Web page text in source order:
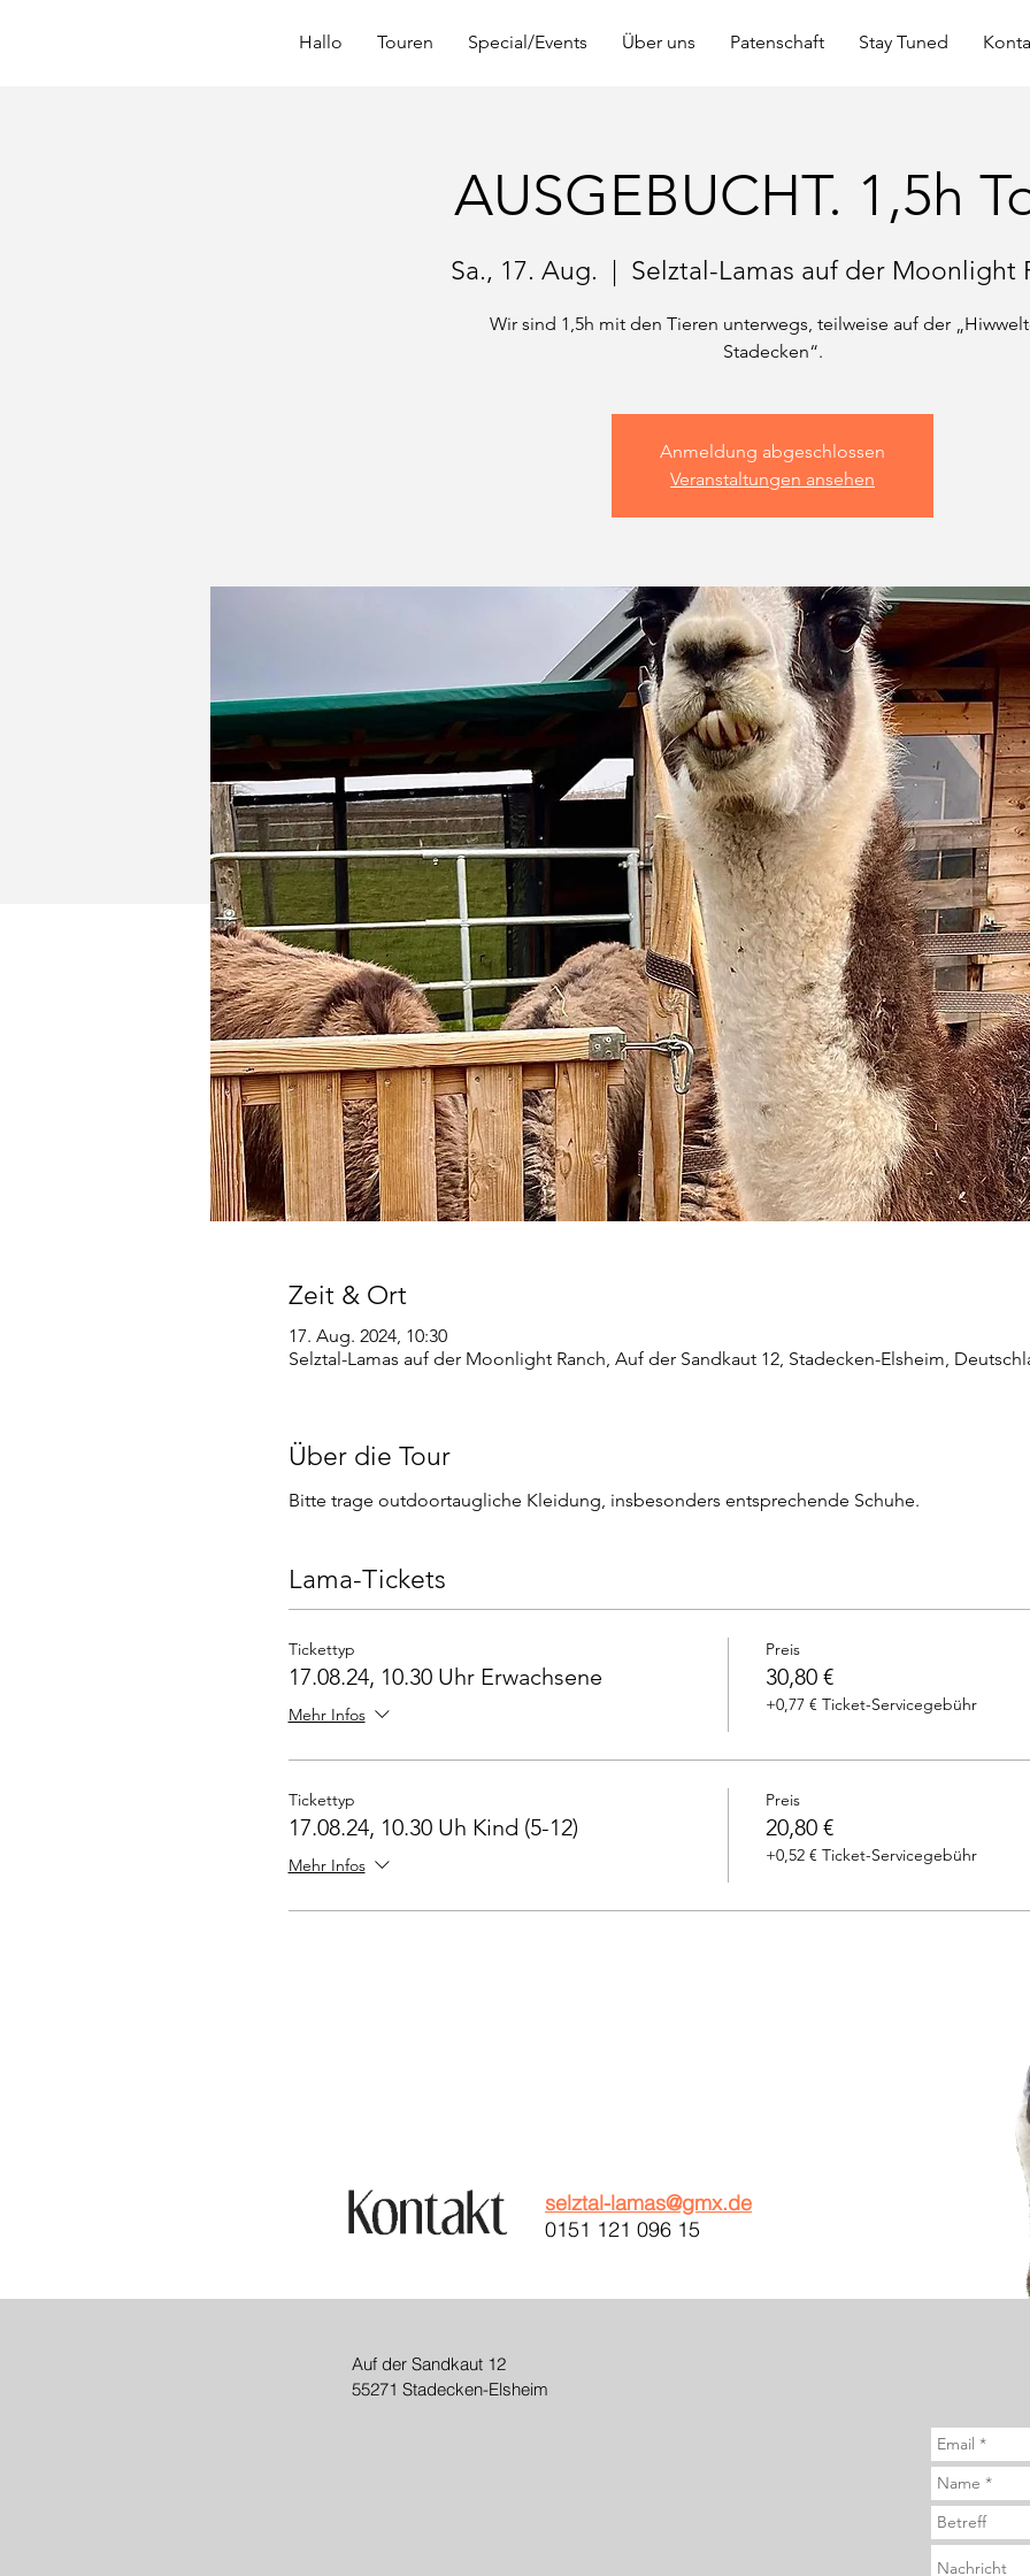
Hallo Touren Special/Events Über uns Patenschaft Stay Tuned
AUSGEBUCHT. 1,5h
Sa., 17. Aug.
  |
Selztal-Lamas auf der Moonlight
Wir sind 1,5h mit den Tieren unterwegs, teilweise auf der
Anmeldung abgeschlossen
Veranstaltungen ansehen
Zeit & Ort
17. Aug. 2024, 10:30
Selztal-Lamas auf der Moonlight Ranch, Auf der Sandkaut 12, Stadecken-Elsheim,
Über die Tour
Bitte trage outdoortaugliche Kleidung, insbesonders entsprechende Schuhe.
Lama-Tickets
Tickettyp
17.08.24, 10.30 Uhr Erwachsene
Mehr Infos
Preis
30,80 €
+0,77 € Ticket-Servicegebühr
Tickettyp
17.08.24, 10.30 Uh Kind (5-12)
Mehr Infos
Preis
20,80 €
+0,52 € Ticket-Servicegebühr
selztal-lamas@gmx.de
0151 121 096 15
Auf der Sandkaut 12
55271 Stadecken-Elsheim